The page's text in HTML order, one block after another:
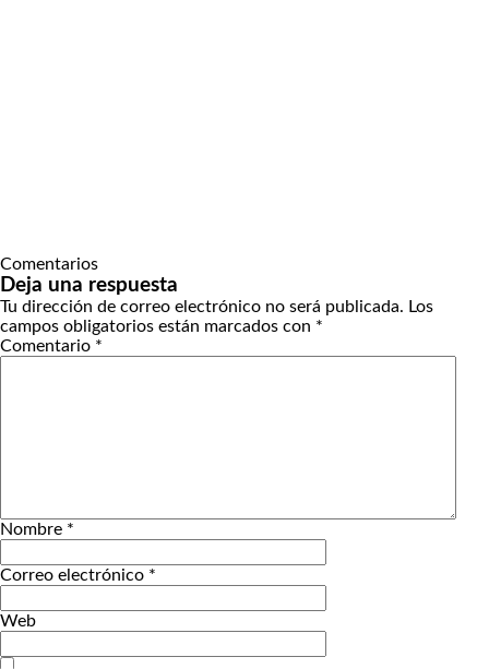
Comentarios
Deja una respuesta
Tu dirección de correo electrónico no será publicada. Los
campos obligatorios están marcados con *
Comentario *
Nombre *
Correo electrónico *
Web